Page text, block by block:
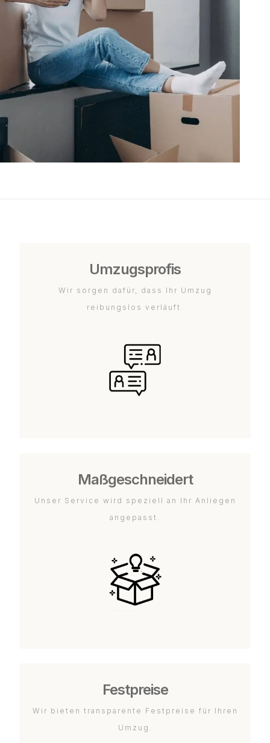
Umzugsprofis
Wir sorgen dafür, dass Ihr Umzug
reibungslos verläuft.
Maßgeschneidert
Unser Service wird speziell an Ihr Anliegen
angepasst.
Festpreise
Wir bieten transparente Festpreise für Ihren
Umzug.